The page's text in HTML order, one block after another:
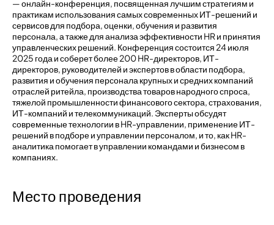
— онлайн-конференция, посвященная лучшим стратегиям и
практикам использования самых современных ИТ-решений и
сервисов для подбора, оценки, обучения и развития
персонала, а также для анализа эффективности HR и принятия
управленческих решений. Конференция состоится 24 июля
2025 года и соберет более 200 HR-директоров, ИТ-
директоров, руководителей и экспертов в области подбора,
развития и обучения персонала крупных и средних компаний
отраслей ритейла, производства товаров народного спроса,
тяжелой промышленности финансового сектора, страхования,
ИТ-компаний и телекоммуникаций. Эксперты обсудят
современные технологии в HR-управлении, применение ИТ-
решений в подборе и управлении персоналом, и то, как HR-
аналитика помогает в управлении командами и бизнесом в
компаниях.
Место проведения